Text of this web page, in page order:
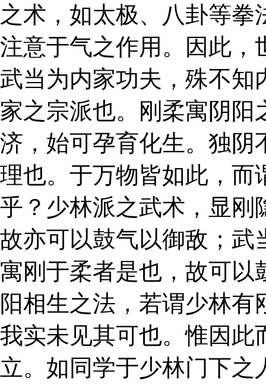
之术，如太极、八卦等
注意于气之作用。因此，
武当为内家功夫，殊不知
家之宗派也。刚柔寓阴
济，始可孕育化生。独阴
理也。于万物皆如此，而
乎？少林派之武术，显刚
故亦可以鼓气以御敌；武
寓刚于柔者是也，故可以
阳相生之法，若谓少林
我实未见其可也。惟因此
立。如同学于少林门下